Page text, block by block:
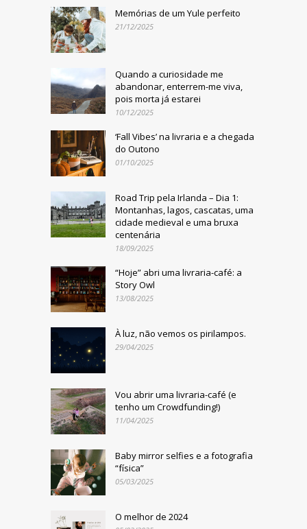
Memórias de um Yule perfeito
21/12/2025
Quando a curiosidade me
abandonar, enterrem-me viva,
pois morta já estarei
10/12/2025
‘Fall Vibes’ na livraria e a chegada
do Outono
01/10/2025
Road Trip pela Irlanda – Dia 1:
Montanhas, lagos, cascatas, uma
cidade medieval e uma bruxa
centenária
18/09/2025
“Hoje” abri uma livraria-café: a
Story Owl
13/08/2025
À luz, não vemos os pirilampos.
29/04/2025
Vou abrir uma livraria-café (e
tenho um Crowdfunding!)
11/04/2025
Baby mirror selfies e a fotografia
“física”
05/03/2025
O melhor de 2024